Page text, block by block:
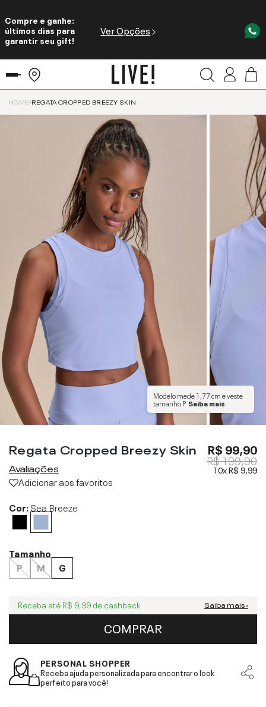
Compre e ganhe:
últimos dias para
garantir seu gift!
Ver Opções
HOME REGATA CROPPED BREEZY SKIN
Modelo mede1,77 cme veste
tamanhoP. Saiba mais
Regata Cropped Breezy Skin
Avaliações
Adicionar aos favoritos
R$ 99,90
R$ 199,90
10xR$ 9,99
Cor:Sea Breeze
Tamanho
P
M G
Receba até R$ 9,99 de cashback Saiba mais ›
COMPRAR
PERSONAL SHOPPER
Receba ajuda personalizada para encontrar o look
perfeito para você!